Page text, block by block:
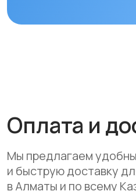
следующими способами:
Bank, Halyk Bank) на срок
месяцев